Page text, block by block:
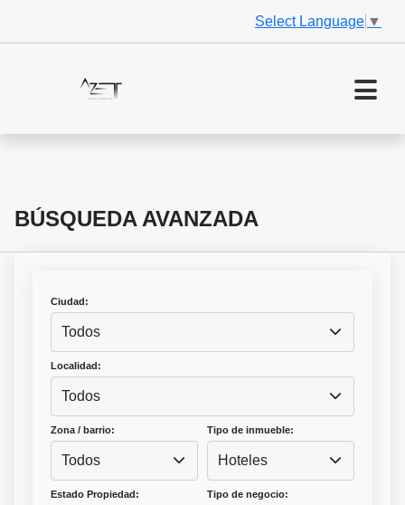
Select Language ▼
BÚSQUEDA AVANZADA
Ciudad:
Todos
Localidad:
Todos
Zona / barrio:
Todos
Tipo de inmueble:
Hoteles
Estado Propiedad: Tipo de negocio: